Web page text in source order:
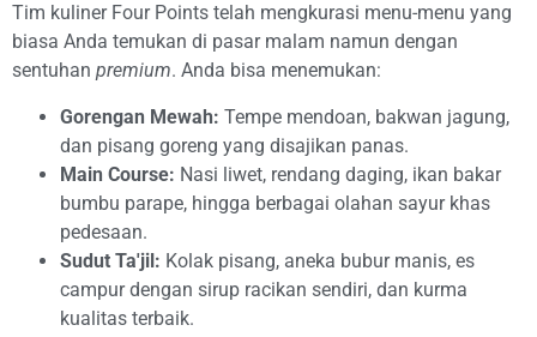
Tim kuliner Four Points telah mengkurasi menu-menu yang
biasa Anda temukan di pasar malam namun dengan
sentuhan premium. Anda bisa menemukan:
Gorengan Mewah: Tempe mendoan, bakwan jagung,
dan pisang goreng yang disajikan panas.
Main Course: Nasi liwet, rendang daging, ikan bakar
bumbu parape, hingga berbagai olahan sayur khas
pedesaan.
Sudut Ta'jil: Kolak pisang, aneka bubur manis, es
campur dengan sirup racikan sendiri, dan kurma
kualitas terbaik.